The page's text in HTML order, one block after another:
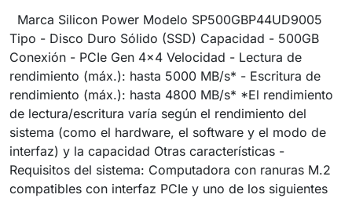
Marca Silicon Power Modelo SP500GBP44UD9005
Tipo - Disco Duro Sólido (SSD) Capacidad - 500GB
Conexión - PCIe Gen 4x4 Velocidad - Lectura de
rendimiento (máx.): hasta 5000 MB/s* - Escritura de
rendimiento (máx.): hasta 4800 MB/s* *El rendimiento
de lectura/escritura varía según el rendimiento del
sistema (como el hardware, el software y el modo de
interfaz) y la capacidad Otras características -
Requisitos del sistema: Computadora con ranuras M.2
compatibles con interfaz PCIe y uno de los siguientes